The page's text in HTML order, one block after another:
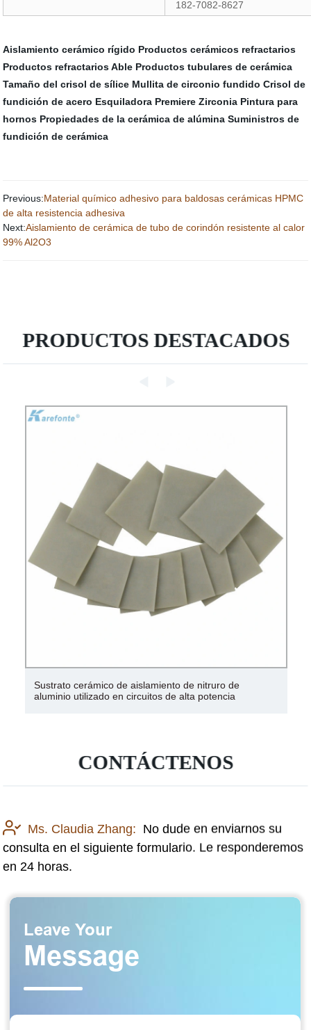
182-7082-8627
Aislamiento cerámico rígido Productos cerámicos refractarios
Productos refractarios Able Productos tubulares de cerámica
Tamaño del crisol de sílice Mullita de circonio fundido Crisol de
fundición de acero Esquiladora Premiere Zirconia Pintura para
hornos Propiedades de la cerámica de alúmina Suministros de
fundición de cerámica
Previous:Material químico adhesivo para baldosas cerámicas HPMC
de alta resistencia adhesiva
Next:Aislamiento de cerámica de tubo de corindón resistente al calor
99% Al2O3
PRODUCTOS DESTACADOS
Sustrato cerámico de aislamiento de nitruro de
aluminio utilizado en circuitos de alta potencia
CONTÁCTENOS
Ms. Claudia Zhang: No dude en enviarnos su
consulta en el siguiente formulario. Le responderemos
en 24 horas.